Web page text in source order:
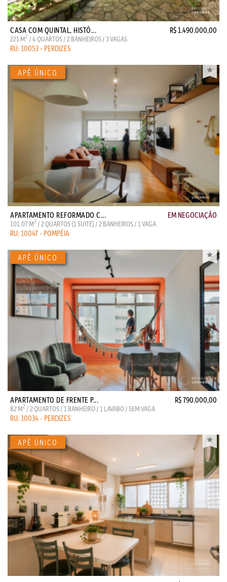
CASA COM QUINTAL, HISTÓ... R$ 1.490.000,00
221 M2 / 4 QUARTOS / 2 BANHEIROS / 3 VAGAS
RU: 10053 - PERDIZES
APARTAMENTO REFORMADO C... EM NEGOCIAÇÃO
101.07 M2 / 2 QUARTOS (1 SUITE) / 2 BANHEIROS / 1 VAGA
RU: 10047 - POMPÉIA
APARTAMENTO DE FRENTE P... R$ 790.000,00
82 M2 / 2 QUARTOS / 1 BANHEIRO / 1 LAVABO / SEM VAGA
RU: 10034 - PERDIZES